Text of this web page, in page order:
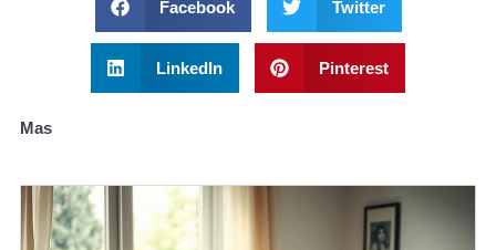
Facebook Twitter
LinkedIn Pinterest
Mas